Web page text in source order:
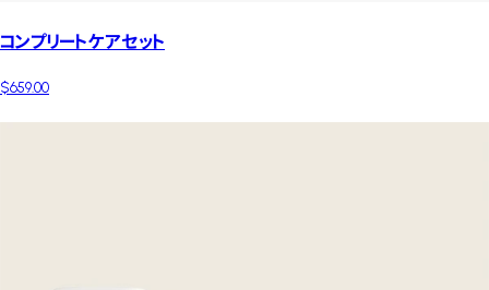
コンプリートケアセット
$659.00